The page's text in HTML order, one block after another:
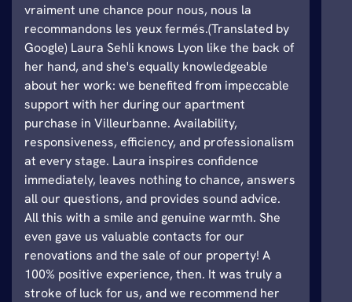
vraiment une chance pour nous, nous la
recommandons les yeux fermés.(Translated by
Google) Laura Sehli knows Lyon like the back of
her hand, and she's equally knowledgeable
about her work: we benefited from impeccable
support with her during our apartment
purchase in Villeurbanne. Availability,
responsiveness, efficiency, and professionalism
at every stage. Laura inspires confidence
immediately, leaves nothing to chance, answers
all our questions, and provides sound advice.
All this with a smile and genuine warmth. She
even gave us valuable contacts for our
renovations and the sale of our property! A
100% positive experience, then. It was truly a
stroke of luck for us, and we recommend her